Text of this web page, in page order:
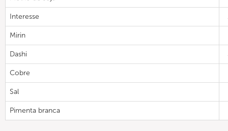
Interesse
Mirin
Dashi
Cobre
Sal
Pimenta branca